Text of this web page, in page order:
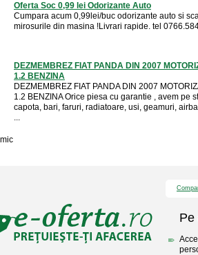
Oferta Soc 0,99 lei Odorizante Auto
Cumpara acum 0,99lei/buc odorizante auto si
mirosurile din masina !Livrari rapide. tel
DEZMEMBREZ FIAT PANDA DIN 2007
1.2 BENZINA
DEZMEMBREZ FIAT PANDA DIN 2007
1.2 BENZINA Orice piesa cu garantie , avem pe
capota, bari, faruri, radiatoare, usi, geamuri,
...
mic
Pe